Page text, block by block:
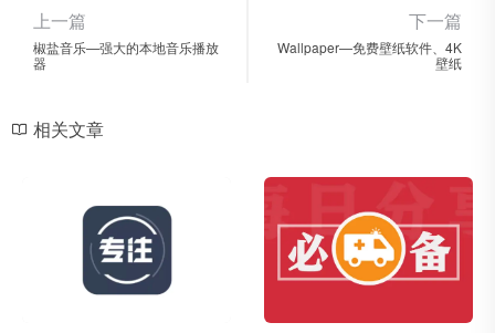
上一篇
椒盐音乐—强大的本地音乐播放
器
下一篇
Wallpaper—免费壁纸软件、4K
壁纸
相关文章